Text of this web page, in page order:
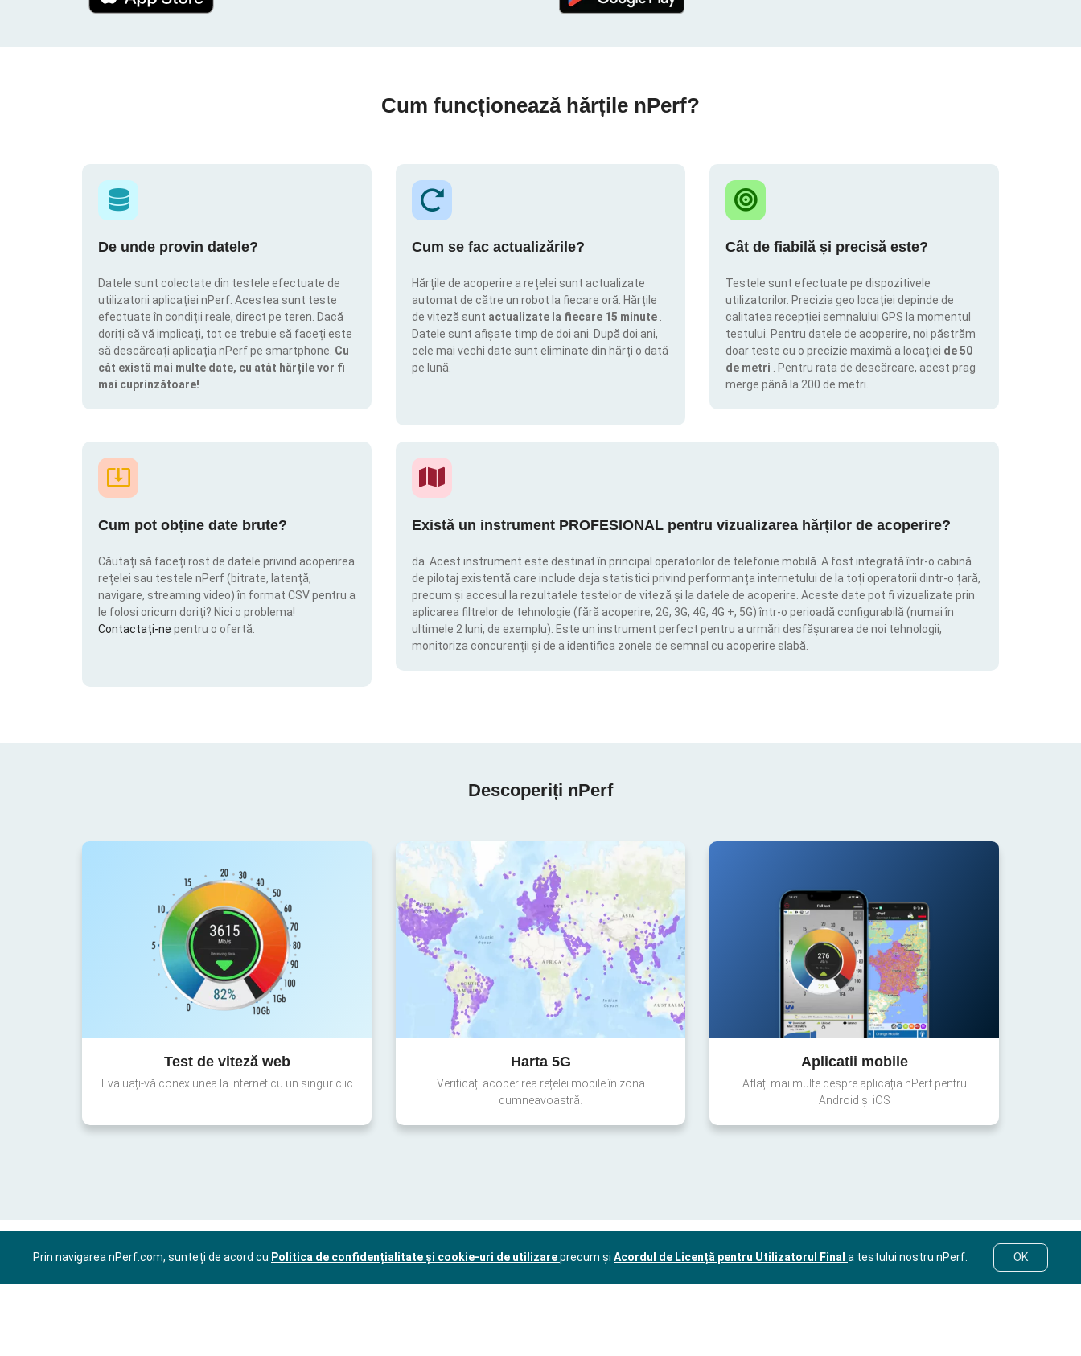
Cum funcționează hărțile nPerf?
De unde provin datele?
Datele sunt colectate din testele efectuate de
utilizatorii aplicației nPerf. Acestea sunt teste
efectuate în condiții reale, direct pe teren. Dacă
doriți să vă implicați, tot ce trebuie să faceți este
să descărcați aplicația nPerf pe smartphone. Cu
cât există mai multe date, cu atât hărțile vor fi
mai cuprinzătoare!
Cum se fac actualizările?
Hărțile de acoperire a rețelei sunt actualizate
automat de către un robot la fiecare oră. Hărțile
de viteză sunt actualizate la fiecare 15 minute
Datele sunt afișate timp de doi ani. După doi ani,
cele mai vechi date sunt eliminate din hărți o dată
pe lună.
Cât de fiabilă și precisă este?
Testele sunt efectuate pe dispozitivele
utilizatorilor. Precizia geo locației depinde de
calitatea recepției semnalului GPS la momentul
testului. Pentru datele de acoperire, noi păstrăm
doar teste cu o precizie maximă a locației de 50
de metri
. Pentru rata de descărcare, acest prag
merge până la 200 de metri.
Cum pot obține date brute?
Căutați să faceți rost de datele privind acoperirea
rețelei sau testele nPerf (bitrate, latență,
navigare, streaming video) în format CSV pentru a
le folosi oricum doriți? Nici o problema!
Contactați-ne pentru o ofertă.
Există un instrument PROFESIONAL pentru vizualizarea hărților de acoperire?
da. Acest instrument este destinat în principal operatorilor de telefonie mobilă. A fost integrată într-o cabină
de pilotaj existentă care include deja statistici privind performanța internetului de la toți operatorii dintr-o țară,
precum și accesul la rezultatele testelor de viteză și la datele de acoperire. Aceste date pot fi vizualizate prin
aplicarea filtrelor de tehnologie (fără acoperire, 2G, 3G, 4G, 4G +, 5G) într-o perioadă configurabilă (numai în
ultimele 2 luni, de exemplu). Este un instrument perfect pentru a urmări desfășurarea de noi tehnologii,
monitoriza concurenții și de a identifica zonele de semnal cu acoperire slabă.
Descoperiți nPerf
Test de viteză web
Evaluați-vă conexiunea la Internet cu un singur clic
Harta 5G
Verificați acoperirea rețelei mobile în zona
dumneavoastră.
Aplicatii mobile
Aflați mai multe despre aplicația nPerf pentru
Android și iOS
Prin navigarea nPerf.com, sunteți de acord cu Politica de confidențialitate și cookie-uri de utilizareprecum și Acordul de Licență pentru Utilizatorul Final a testului nostru nPerf. OK